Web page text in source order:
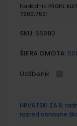
Nakladnik: PROFIL
7500;7501
SKU: 569110
ŠIFRA OMOTA:
Udžbenik
HRVATSKI ZA 8;
razred osnovne